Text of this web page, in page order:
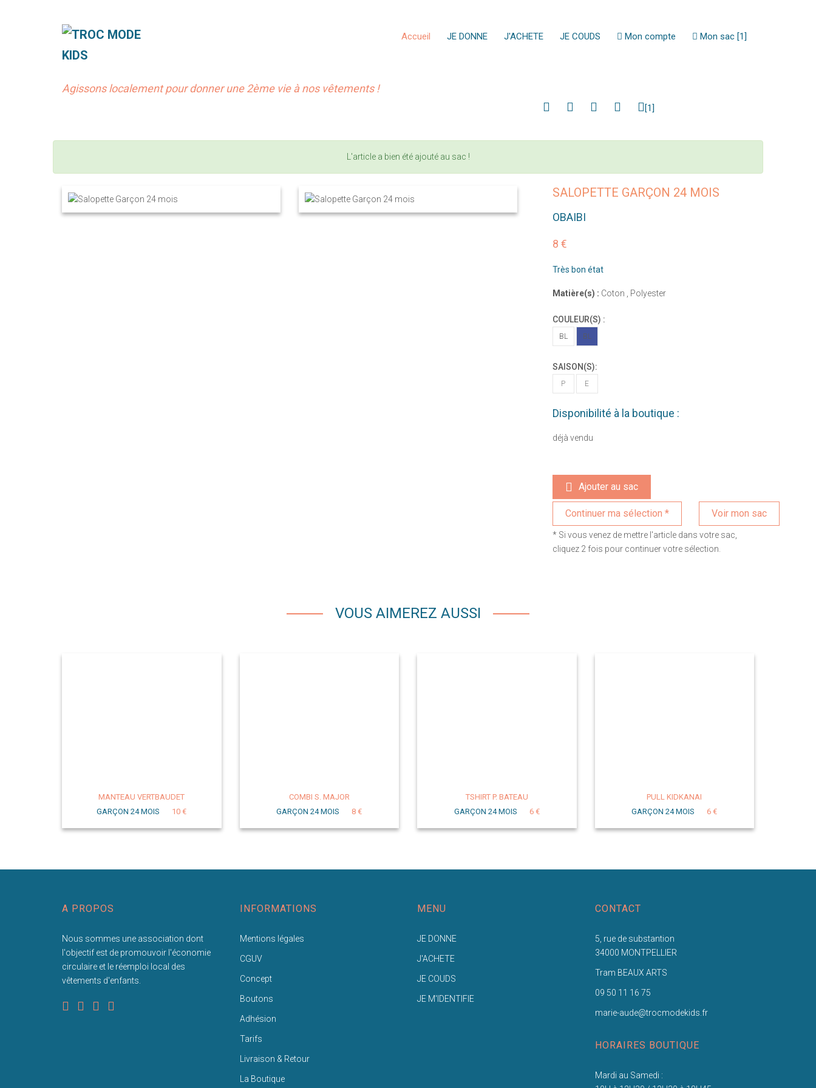
Accueil JE DONNE J'ACHETE JE COUDS Mon compte Mon sac [1]
Agissons localement pour donner une 2ème vie à nos vêtements !
[1]
L'article a bien été ajouté au sac !
SALOPETTE GARÇON 24 MOIS
OBAIBI
8 €
Très bon état
Matière(s) : Coton , Polyester
COULEUR(S) :
BL BL
SAISON(S):
P E
Disponibilité à la boutique :
déjà vendu
Ajouter au sac
Voir mon sac
* Si vous venez de mettre l'article dans votre sac,
cliquez 2 fois pour continuer votre sélection.
VOUS AIMEREZ AUSSI
MANTEAU VERTBAUDET
GARÇON 24 MOIS
10 €
COMBI S. MAJOR
GARÇON 24 MOIS
8 €
TSHIRT P. BATEAU
GARÇON 24 MOIS
6 €
PULL KIDKANAI
GARÇON 24 MOIS
6 €
A PROPOS
Nous sommes une association dont
l'objectif est de promouvoir l'économie
circulaire et le réemploi local des
vêtements d'enfants.
INFORMATIONS
Mentions légales
CGUV
Concept
Boutons
Adhésion
Tarifs
Livraison & Retour
La Boutique
MENU
JE DONNE
J'ACHETE
JE COUDS
JE M'IDENTIFIE
CONTACT
5, rue de substantion
34000 MONTPELLIER
Tram BEAUX ARTS
09 50 11 16 75
marie-aude@trocmodekids.fr
HORAIRES BOUTIQUE
Mardi au Samedi :